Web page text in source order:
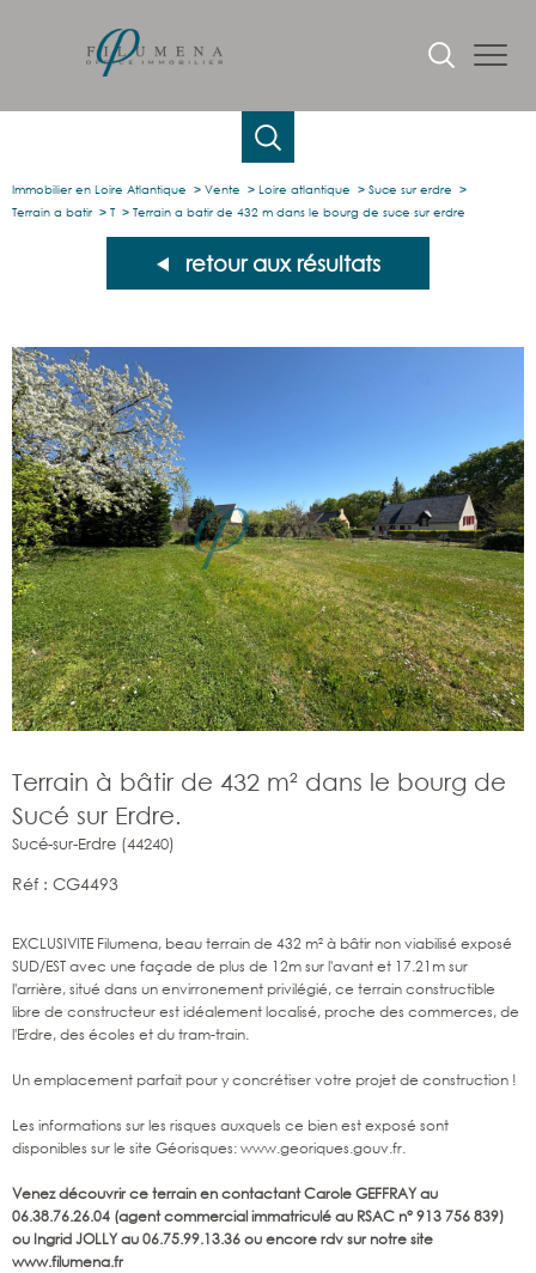
Immobilier en Loire Atlantique Vente Loire atlantique
Suce sur erdre
Terrain a batir
T Terrain a batir de 432 m dans le bourg de suce sur erdre
retour aux résultats
Terrain à bâtir de 432 m² dans le bourg de
Sucé sur Erdre.
Sucé-sur-Erdre (44240)
Réf : CG4493
EXCLUSIVITE Filumena, beau terrain de 432 m² à bâtir non viabilisé exposé
SUD/EST avec une façade de plus de 12m sur l'avant et 17.21m sur
l'arrière, situé dans un envirronement privilégié, ce terrain constructible
libre de constructeur est idéalement localisé, proche des commerces, de
l'Erdre, des écoles et du tram-train.
Un emplacement parfait pour y concrétiser votre projet de construction !
Les informations sur les risques auxquels ce bien est exposé sont
disponibles sur le site Géorisques: www.georiques.gouv.fr.
Venez découvrir ce terrain en contactant Carole GEFFRAY au
06.38.76.26.04 (agent commercial immatriculé au RSAC n° 913 756 839)
ou Ingrid JOLLY au 06.75.99.13.36 ou encore rdv sur notre site
www.filumena.fr